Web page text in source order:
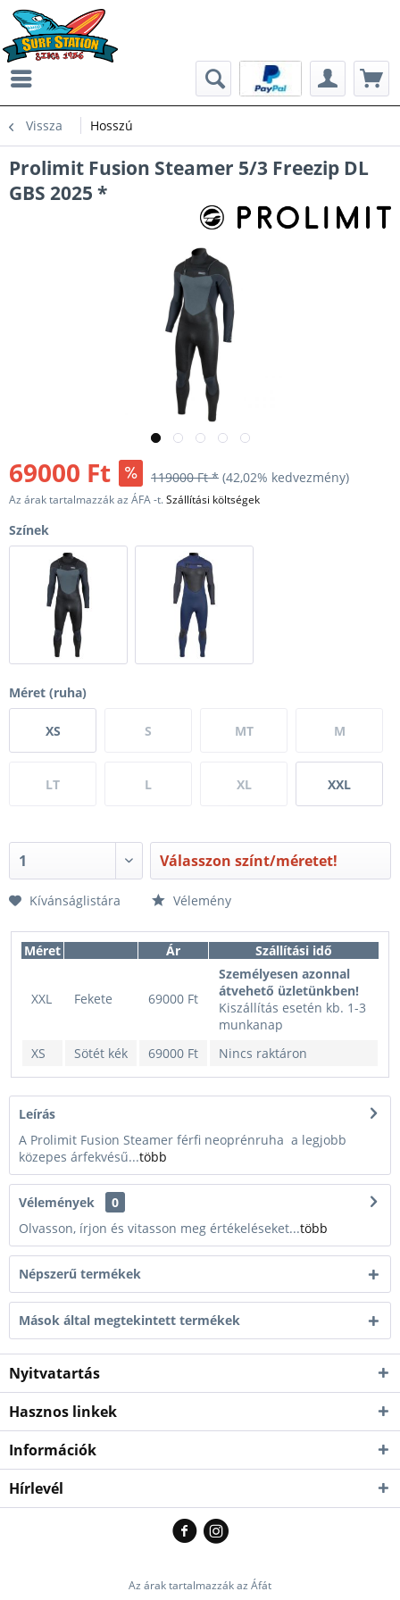
Vissza Hosszú
Prolimit Fusion Steamer 5/3 Freezip DL
GBS 2025 *
69000 Ft 119000 Ft * (42,02% kedvezmény)
Az árak tartalmazzák az ÁFA -t.Szállítási költségek
Színek
Méret (ruha)
XS S MT M
LT L XL XXL
Válasszon színt/méretet!
Kívánságlistára Vélemény
Méret Ár Szállítási idő
XXL Fekete 69000 Ft
Személyesen azonnal
átvehető üzletünkben!
Kiszállítás esetén kb. 1-3
munkanap
XS
Sötét kék 69000 Ft Nincs raktáron
Leírás
A Prolimit Fusion Steamer férfi neoprénruha a legjobb
közepes árfekvésű...több
Vélemények
0
Olvasson, írjon és vitasson meg értékeléseket...több
Népszerű termékek
Mások által megtekintett termékek
Nyitvatartás
Hasznos linkek
Információk
Hírlevél
Az árak tartalmazzák az Áfát